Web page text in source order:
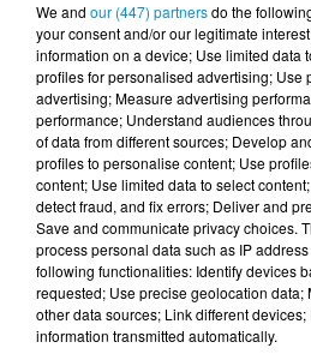
DERNIERS
24 juillet 2026
Les Zinformés
We and our (447) partnersdo the
your consent and/or our legitimate
information on a device; Use limited data
profiles for personalised advertising; Use
advertising; Measure advertising
performance; Understand audiences
of data from different sources; Develop
profiles to personalise content; Use
content; Use limited data to select
detect fraud, and fix errors; Deliver and
Save and communicate privacy choices.
process personal data such as IP
following functionalities: Identify devices
requested; Use precise geolocation data;
other data sources; Link different
information transmitted automatically.